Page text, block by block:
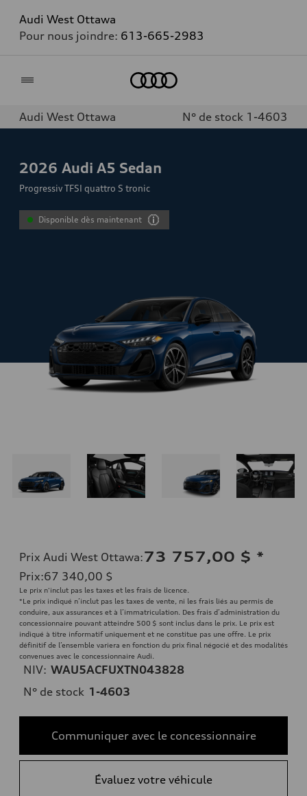
Audi West Ottawa
Pour nous joindre: 613-665-2983
Audi West Ottawa N° de stock 1-4603
2026 Audi A5 Sedan
Progressiv TFSI quattro S tronic
Disponible dès maintenant
Prix Audi West Ottawa:73 757,00 $ *
Prix:67 340,00 $
Le prix n'inclut pas les taxes et les frais de licence.
*Le prix indiqué n’inclut pas les taxes de vente, ni les frais liés au permis de
conduire, aux assurances et à l’immatriculation. Des frais d’administration du
concessionnaire pouvant atteindre 500 $ sont inclus dans le prix. Le prix est
indiqué à titre informatif uniquement et ne constitue pas une offre. Le prix
définitif de l’ensemble variera en fonction du prix final négocié et des modalités
convenues avec le concessionnaire Audi.
NIV: WAU5ACFUXTN043828
N° de stock 1-4603
Communiquer avec le concessionnaire
Évaluez votre véhicule